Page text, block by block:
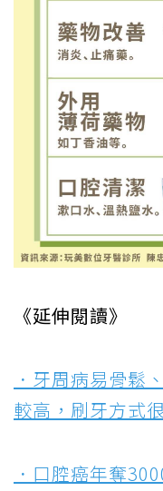
《延伸閱讀》
．牙周病易骨鬆
較高，刷牙方式
．口腔癌年奪